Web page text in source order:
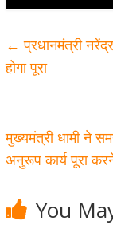
← प्रधानमंत्री
होगा पूरा
मुख्यमंत्री धामी ने
अनुरूप कार्य पूरा
You